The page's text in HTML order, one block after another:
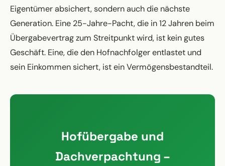
Eigentümer absichert, sondern auch die nächste
Generation. Eine 25-Jahre-Pacht, die in 12 Jahren beim
Übergabevertrag zum Streitpunkt wird, ist kein gutes
Geschäft. Eine, die den Hofnachfolger entlastet und
sein Einkommen sichert, ist ein Vermögensbestandteil.
Hofübergabe und
Dachverpachtung –